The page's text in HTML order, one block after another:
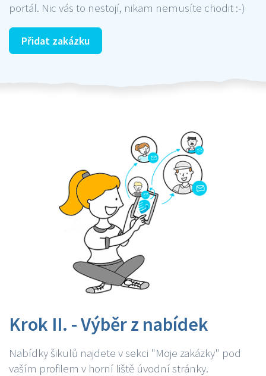
portál. Nic vás to nestojí, nikam nemusíte chodit :-)
Přidat zakázku
Krok II. - Výběr z nabídek
Nabídky šikulů najdete v sekci "Moje zakázky" pod
vaším profilem v horní liště úvodní stránky.